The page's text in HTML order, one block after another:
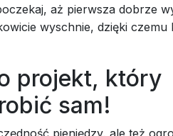
aż pierwsza dobrze
wyschnie, dzięki czemu
projekt, który
sam!